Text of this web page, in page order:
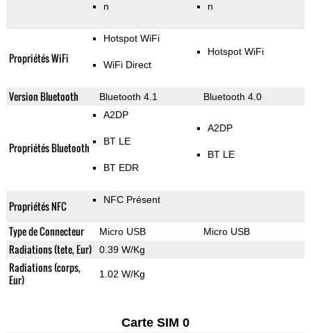
n n
Propriétés WiFi
Hotspot WiFi
WiFi Direct
Hotspot WiFi
Version Bluetooth Bluetooth 4.1 Bluetooth 4.0
Propriétés Bluetooth
A2DP
BT LE
BT EDR
A2DP
BT LE
Propriétés NFC NFC Présent
Type de Connecteur Micro USB Micro USB
Radiations (tete, Eur) 0.39 W/Kg
Radiations (corps,
Eur)
1.02 W/Kg
Carte SIM 0